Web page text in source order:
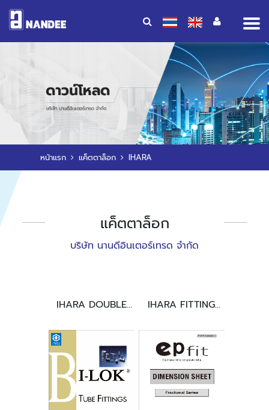
หน้าแรก แค็ตตาล็อก IHARA
แค็ตตาล็อก
บริษัท นานดีอินเตอร์เทรด จำกัด
IHARA DOUBLE
TUBE FITTING
IHARA FITTING
TUBE